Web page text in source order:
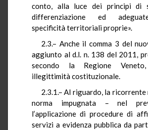
conto, alla luce dei principi di
differenziazione ed
specificità territoriali proprie».
2.3.– Anche il comma 3 del
aggiunto al d.l. n. 138 del 2011,
secondo la Regione
illegittimità costituzionale.
2.3.1.– Al riguardo, la
norma impugnata – nel
l’applicazione di procedure di
servizi a evidenza pubblica da